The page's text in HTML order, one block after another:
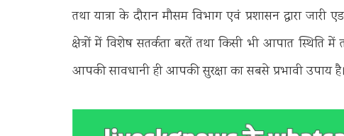
तथा यात्रा के दौरान मौसम विभाग एवं प्रशासन द्वारा
क्षेत्रों में विशेष सतर्कता बरतें तथा किसी भी आपात स्थिति
आपकी सावधानी ही आपकी सुरक्षा का सबसे प्रभावी उपाय है।